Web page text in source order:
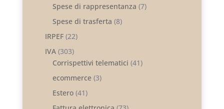
Spese di rappresentanza (7)
Spese di trasferta (8)
IRPEF(22)
IVA(303)
Corrispettivi telematici (41)
ecommerce(3)
Estero(41)